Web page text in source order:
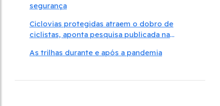
segurança
Ciclovias protegidas atraem o dobro de
ciclistas, aponta pesquisa publicada na
As trilhas durante e após a pandemia